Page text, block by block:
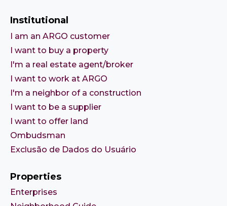
Institutional
I am an ARGO customer
I want to buy a property
I'm a real estate agent/broker
I want to work at ARGO
I'm a neighbor of a construction
I want to be a supplier
I want to offer land
Ombudsman
Exclusão de Dados do Usuário
Properties
Enterprises